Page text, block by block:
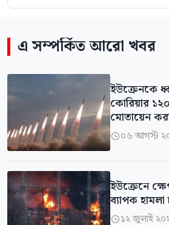
এ সম্পর্কিত আরো খবর
ইউক্রেনকে
কোরিয়ার
মোতায়েন
০৬ আগস্ট
ইউক্রেনে
ব্যাপক হামলা
১২ জুলাই